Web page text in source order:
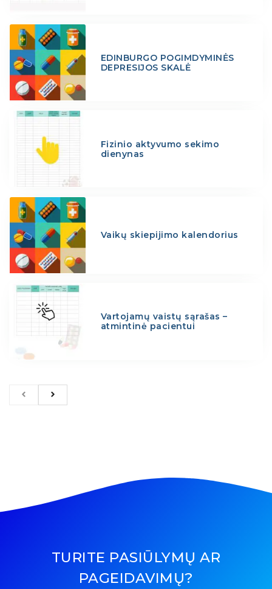
EDINBURGO POGIMDYMINĖS
DEPRESIJOS SKALĖ
Fizinio aktyvumo sekimo
dienynas
Vaikų skiepijimo kalendorius
Vartojamų vaistų sąrašas –
atmintinė pacientui
TURITE PASIŪLYMŲ AR
PAGEIDAVIMŲ?